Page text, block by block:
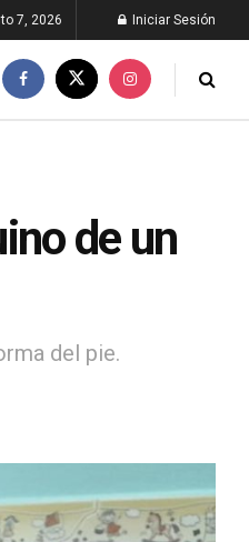
7, 2026 Iniciar Sesión
de un
del pie.